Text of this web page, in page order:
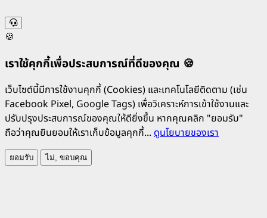
🍪
เราใช้คุกกี้เพื่อประสบการณ์ที่ดีของคุณ 🍪
เว็บไซต์นี้มีการใช้งานคุกกี้ (Cookies) และเทคโนโลยีติดตาม (เช่น
Facebook Pixel, Google Tags) เพื่อวิเคราะห์การเข้าใช้งานและ
ปรับปรุงประสบการณ์ของคุณให้ดียิ่งขึ้น หากคุณคลิก "ยอมรับ"
ถือว่าคุณยินยอมให้เราเก็บข้อมูลคุกกี้... ดูนโยบายของเรา
ยอมรับ ไม่, ขอบคุณ